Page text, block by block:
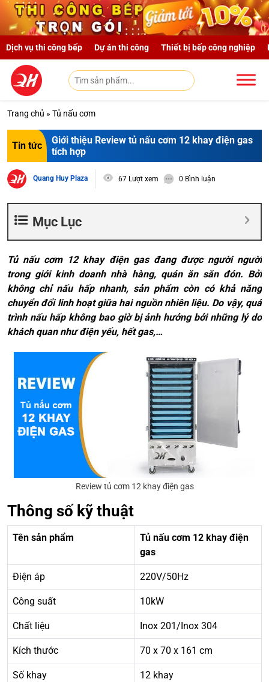
Skip to main content
Dịch vụ thi công bếp Dự án thi công Thiết bị bếp công nghiệp
Trang chủ » Tủ nấu cơm
Tin tức
Giới thiệu Review tủ nấu cơm 12 khay điện gas
tích hợp
Quang Huy Plaza 67 Lượt xem 0 Bình luận
Mục Lục
Tủ nấu cơm 12 khay điện gas đang được người người
trong giới kinh doanh nhà hàng, quán ăn săn đón. Bởi
không chỉ nấu hấp nhanh, sản phẩm còn có khả năng
chuyển đổi linh hoạt giữa hai nguồn nhiên liệu. Do vậy, quá
trình nấu hấp không bao giờ bị ảnh hưởng bởi những lý do
khách quan như điện yếu, hết gas,…
Review tủ cơm 12 khay điện gas
Thông số kỹ thuật
Tên sản phẩm
Tủ nấu cơm 12 khay điện
gas
Điện áp 220V/50Hz
Công suất 10kW
Chất liệu Inox 201/Inox 304
Kích thước 70 x 70 x 161 cm
Số khay 12 khay